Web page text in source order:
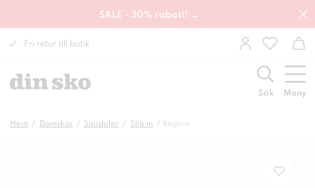
SALE - 30% rabatt! →
Fri retur till butik
Sök Meny
Hem Damskor Sandaler Slip in Regina